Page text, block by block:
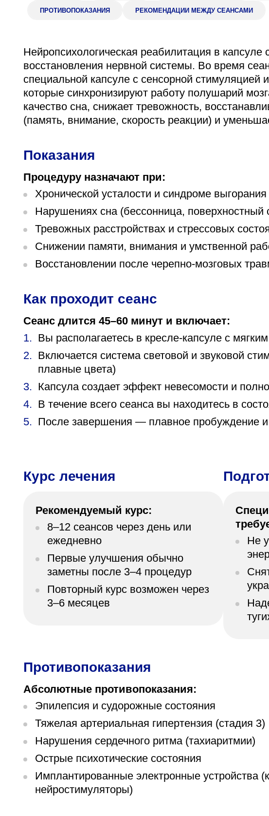
Суббота 08:00–16:00
Регистратура
+7 (4742) 55-55-43
ПРОТИВОПОКАЗАНИЯ РЕКОМЕНДАЦИИ МЕЖДУ СЕАНСАМИ
Нейропсихологическая реабилитация в
восстановления нервной системы. Во время
специальной капсуле с сенсорной
которые синхронизируют работу полушарий
качество сна, снижает тревожность,
(память, внимание, скорость реакции) и
Показания
Процедуру назначают при:
Хронической усталости и синдроме выгорания
Нарушениях сна (бессонница, поверхностный
Тревожных расстройствах и стрессовых
Снижении памяти, внимания и умственной
Восстановлении после черепно-мозговых
Как проходит сеанс
Сеанс длится 45–60 минут и включает:
Вы располагаетесь в кресле-капсуле с
Включается система световой и звуковой
плавные цвета)
Капсула создает эффект невесомости и
В течение всего сеанса вы находитесь в
После завершения — плавное пробуждение
Курс лечения
Рекомендуемый курс:
8–12 сеансов через день или
ежедневно
Первые улучшения обычно
заметны после 3–4 процедур
Повторный курс возможен через
3–6 месяцев
Не
Противопоказания
Абсолютные противопоказания:
Эпилепсия и судорожные состояния
Тяжелая артериальная гипертензия (стадия 3)
Нарушения сердечного ритма (тахиаритмии)
Острые психотические состояния
Имплантированные электронные устройства
нейростимуляторы)